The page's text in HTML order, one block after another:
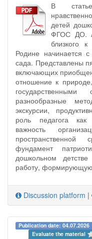
В
детей
ФГОС ДО.
близкого
Родине начинается
сада. Представлены
включающих
отношение к
разнообразные
экскурсии,
роль педагога как
важность
фундамент
дошкольном
работу, формирующую
Discussion platform |
Publication date: 04.07.2026
Evaluate the material